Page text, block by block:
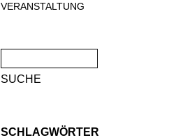
VERANSTALTUNG
nach:
SCHLAGWÖRTER